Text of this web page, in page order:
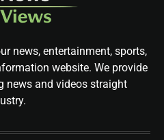
news, entertainment, sports,
website. We provide
news and videos straight